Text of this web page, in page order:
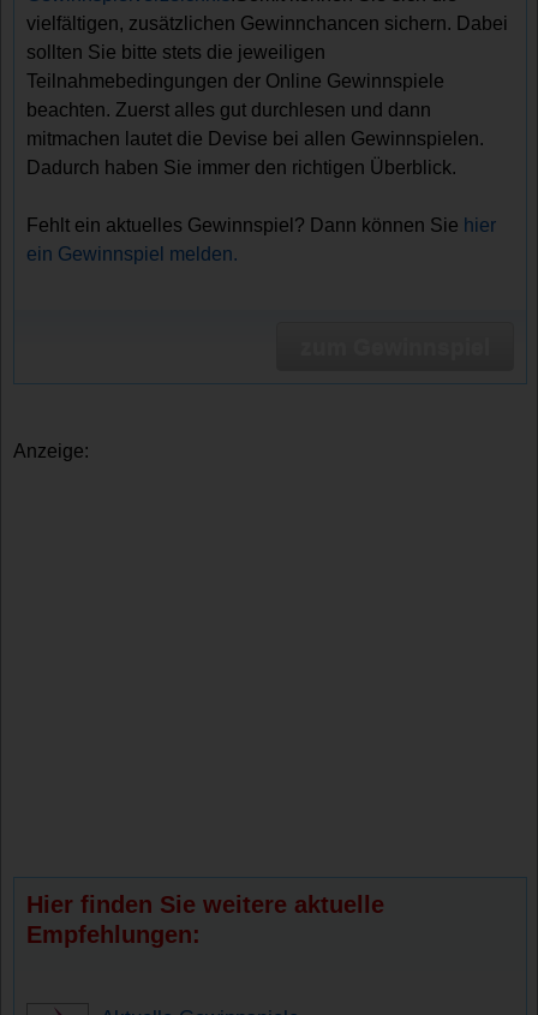
vielfältigen, zusätzlichen Gewinnchancen sichern. Dabei
sollten Sie bitte stets die jeweiligen
Teilnahmebedingungen der Online Gewinnspiele
beachten. Zuerst alles gut durchlesen und dann
mitmachen lautet die Devise bei allen Gewinnspielen.
Dadurch haben Sie immer den richtigen Überblick.
Fehlt ein aktuelles Gewinnspiel? Dann können Sie hier
ein Gewinnspiel melden.
Anzeige:
Hier finden Sie weitere aktuelle
Empfehlungen: